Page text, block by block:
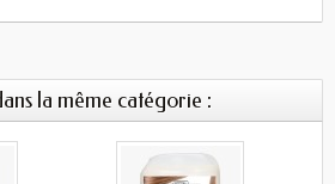
la même catégorie :